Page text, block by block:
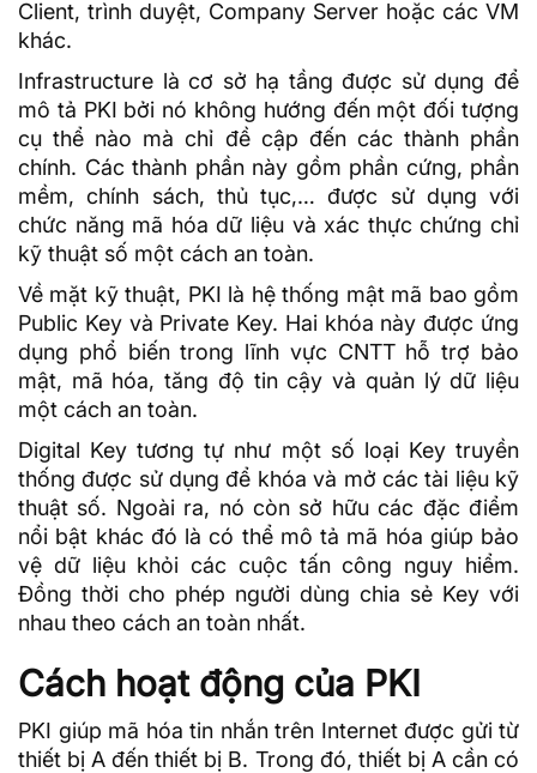
Client, trình duyệt, Company Server hoặc các VM
khác.
Infrastructure là cơ sở hạ tầng được sử dụng để
mô tả PKI bởi nó không hướng đến một đối tượng
cụ thể nào mà chỉ đề cập đến các thành phần
chính. Các thành phần này gồm phần cứng, phần
mềm, chính sách, thủ tục,… được sử dụng với
chức năng mã hóa dữ liệu và xác thực chứng chỉ
kỹ thuật số một cách an toàn.
Về mặt kỹ thuật, PKI là hệ thống mật mã bao gồm
Public Key và Private Key. Hai khóa này được ứng
dụng phổ biến trong lĩnh vực CNTT hỗ trợ bảo
mật, mã hóa, tăng độ tin cậy và quản lý dữ liệu
một cách an toàn.
Digital Key tương tự như một số loại Key truyền
thống được sử dụng để khóa và mở các tài liệu kỹ
thuật số. Ngoài ra, nó còn sở hữu các đặc điểm
nổi bật khác đó là có thể mô tả mã hóa giúp bảo
vệ dữ liệu khỏi các cuộc tấn công nguy hiểm.
Đồng thời cho phép người dùng chia sẻ Key với
nhau theo cách an toàn nhất.
Cách hoạt động của PKI
PKI giúp mã hóa tin nhắn trên Internet được gửi từ
thiết bị A đến thiết bị B. Trong đó, thiết bị A cần có